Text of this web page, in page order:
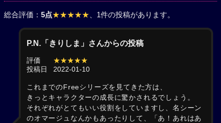
総合評価： 5点★★★★★ 、1件の投稿があります。
P.N.「きりしま」さんからの投稿
評価
★★★★★
投稿日
2022-01-10
これまでのFreeシリーズを見てきた方は、
きっとキャラクターの成長に驚かされるでしょう。
それぞれがとてもいい役割をしていますし、名シーン
のオマージュなんかもあったりして、「あ！あれはあ